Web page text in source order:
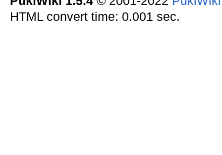
HTML convert time: 0.001 sec.